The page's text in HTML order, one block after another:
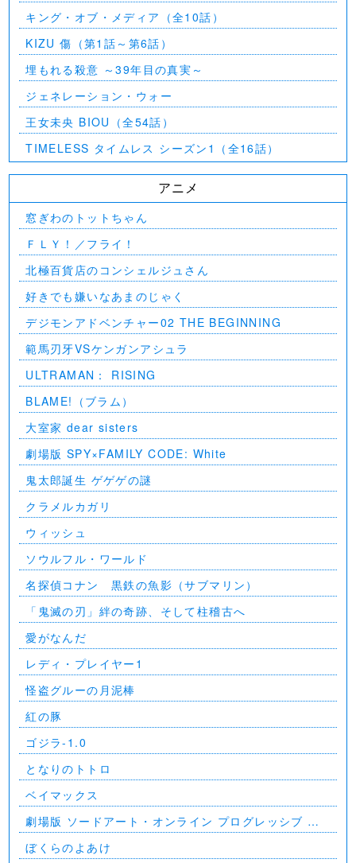
キング・オブ・メディア（全10話）
KIZU 傷（第1話～第6話）
埋もれる殺意 ～39年目の真実～
ジェネレーション・ウォー
王女未央 BIOU（全54話）
TIMELESS タイムレス シーズン1（全16話）
アニメ
窓ぎわのトットちゃん
ＦＬＹ！／フライ！
北極百貨店のコンシェルジュさん
好きでも嫌いなあまのじゃく
デジモンアドベンチャー02 THE BEGINNING
範馬刃牙VSケンガンアシュラ
ULTRAMAN： RISING
BLAME!（ブラム）
大室家 dear sisters
劇場版 SPY×FAMILY CODE: White
⻤太郎誕生 ゲゲゲの謎
クラメルカガリ
ウィッシュ
ソウルフル・ワールド
名探偵コナン 黒鉄の魚影（サブマリン）
「鬼滅の刃」絆の奇跡、そして柱稽古へ
愛がなんだ
レディ・プレイヤー1
怪盗グルーの月泥棒
紅の豚
ゴジラ-1.0
となりのトトロ
ベイマックス
劇場版 ソードアート・オンライン プログレッシブ 星
なき夜のアリア
ぼくらのよあけ